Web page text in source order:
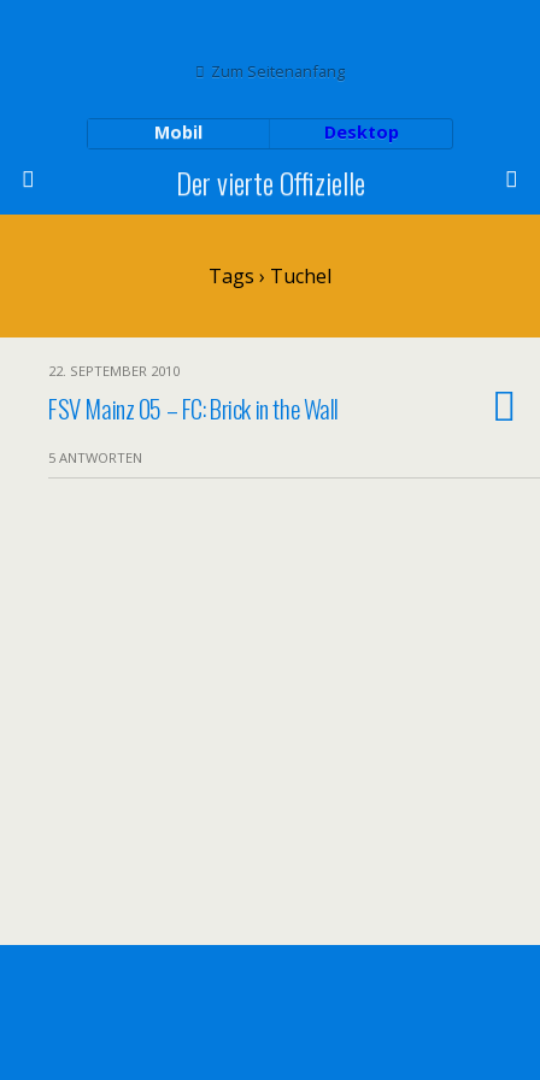
Zum Seitenanfang
Mobil Desktop
Der vierte Offizielle
Tags › Tuchel
22. SEPTEMBER 2010
FSV Mainz 05 – FC: Brick in the Wall
5 ANTWORTEN